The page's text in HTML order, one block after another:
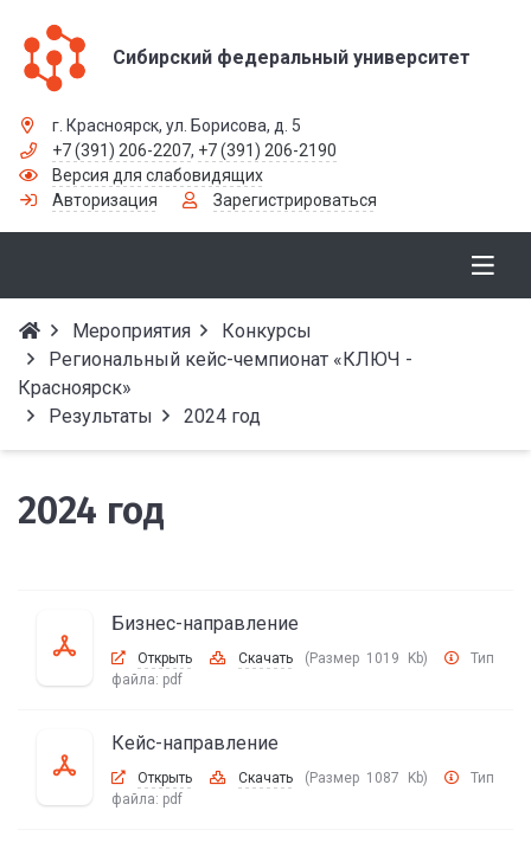
Сибирский федеральный университет
г. Красноярск, ул. Борисова, д. 5
+7 (391) 206-2207, +7 (391) 206-2190
Версия для слабовидящих
Авторизация
Зарегистрироваться
Мероприятия
Конкурсы
Региональный кейс-чемпионат «КЛЮЧ -
Красноярск»
Результаты
2024 год
2024 год
Бизнес-направление
Открыть Скачать (Размер 1019 Kb)
Тип
файла: pdf
Кейс-направление
Открыть Скачать (Размер 1087 Kb)
Тип
файла: pdf